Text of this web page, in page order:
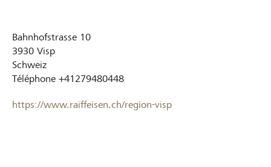
Bahnhofstrasse 10
3930 Visp
Schweiz
Téléphone +41279480448
https://www.raiffeisen.ch/region-visp